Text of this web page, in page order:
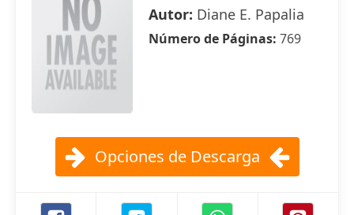
Autor: Diane E. Papalia
Número de Páginas: 769
Opciones de Descarga